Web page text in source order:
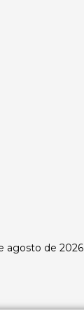
agosto de 2026